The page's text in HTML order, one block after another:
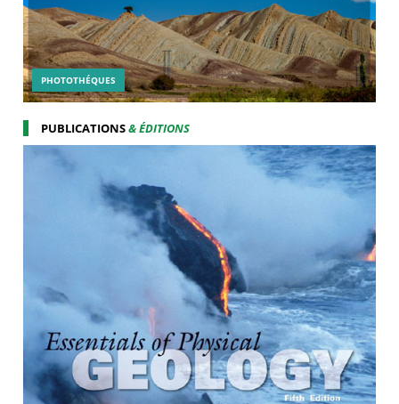
PHOTOTHÉQUES
PUBLICATIONS& ÉDITIONS